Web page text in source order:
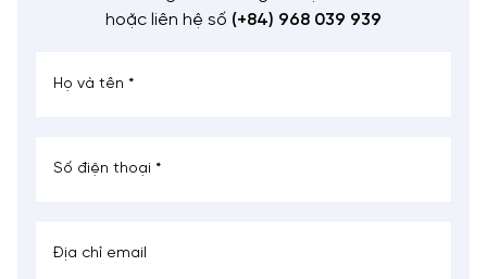
hoặc liên hệ số (+84) 968 039 939